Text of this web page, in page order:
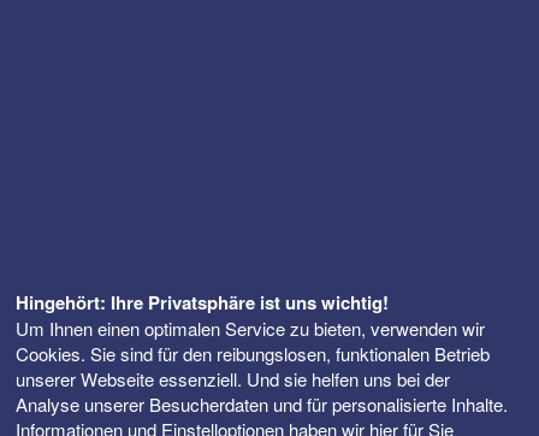
Hingehört: Ihre Privatsphäre ist uns wichtig!
Um Ihnen einen optimalen Service zu bieten, verwenden wir
Cookies. Sie sind für den reibungslosen, funktionalen Betrieb
unserer Webseite essenziell. Und sie helfen uns bei der
Analyse unserer Besucherdaten und für personalisierte Inhalte.
Informationen und Einstelloptionen haben wir hierfür Sie